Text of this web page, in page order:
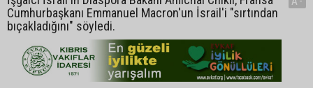
Cumhurbaşkanı Emmanuel Macron'un İsrail'i "sırtından
bıçakladığını" söyledi.